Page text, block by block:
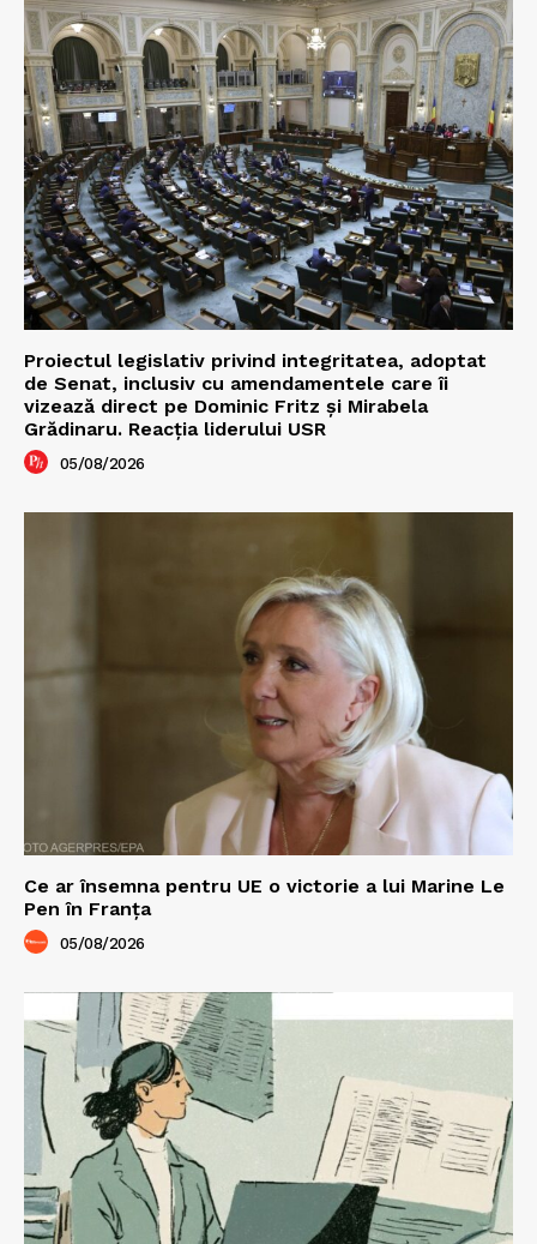
Proiectul legislativ privind integritatea, adoptat
de Senat, inclusiv cu amendamentele care îi
vizează direct pe Dominic Fritz și Mirabela
Grădinaru. Reacția liderului USR
05/08/2026
Ce ar însemna pentru UE o victorie a lui Marine Le
Pen în Franța
05/08/2026